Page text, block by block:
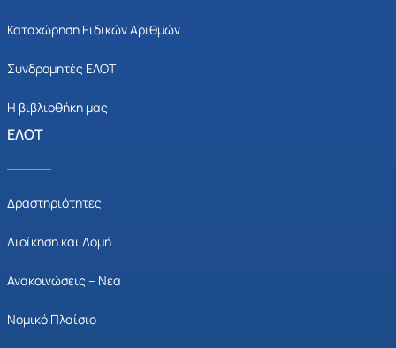
Καταχώρηση Ειδικών Αριθμών
Συνδρομητές ΕΛΟΤ
Η βιβλιοθήκη μας
ΕΛΟΤ
Δραστηριότητες
Διοίκηση και Δομή
Ανακοινώσεις – Νέα
Νομικό Πλαίσιο